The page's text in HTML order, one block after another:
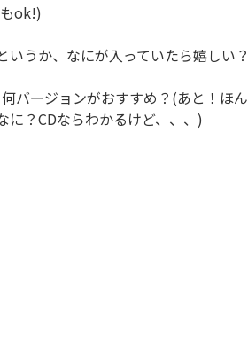
ok!)
うか、なにが入っていたら嬉しい？
バージョンがおすすめ？(あと！ほん
に？CDならわかるけど、、、)